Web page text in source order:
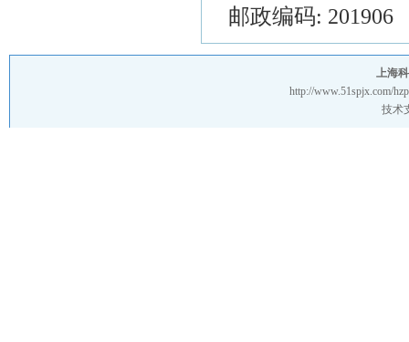
邮政编码: 201906
上海
http://www.51spjx.com/
技术